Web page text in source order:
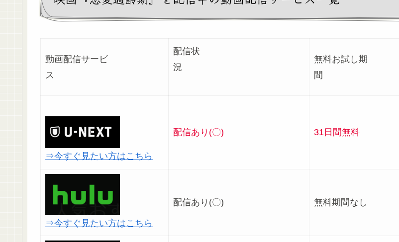
動画配信サービ
ス
配信状
況
無料お試し期
間
⇒今すぐ見たい方はこちら
配信あり(〇) 31日間無料
⇒今すぐ見たい方はこちら
配信あり(〇) 無料期間なし